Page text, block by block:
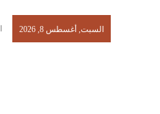
السبت, أغسطس 8, 2026